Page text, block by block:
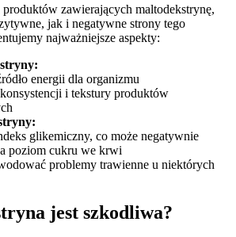
zawierających maltodekstrynę,
jak i negatywne strony tego
najważniejsze aspekty:
energii dla organizmu
i tekstury produktów
glikemiczny, co może negatywnie
poziom cukru we krwi
problemy trawienne u niektórych
jest szkodliwa?